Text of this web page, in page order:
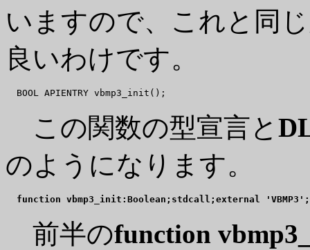
いますので、これと同
良いわけです。
この関数の型宣言と
のようになります。
function vbmp3_init:Boolean;stdcall;external 'VBMP3';
前半のfunction